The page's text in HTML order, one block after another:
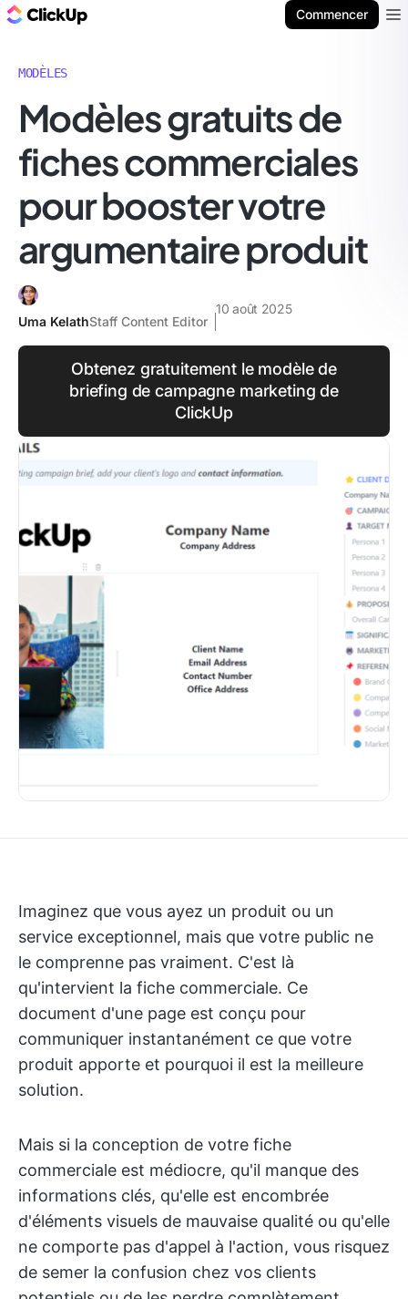
Commencer
MODÈLES
Modèles gratuits de
fiches commerciales
pour booster votre
argumentaire produit
Uma KelathStaff Content Editor
10 août 2025
Obtenez gratuitement le modèle de
briefing de campagne marketing de
ClickUp
Imaginez que vous ayez un produit ou un
service exceptionnel, mais que votre public ne
le comprenne pas vraiment. C'est là
qu'intervient la fiche commerciale. Ce
document d'une page est conçu pour
communiquer instantanément ce que votre
produit apporte et pourquoi il est la meilleure
solution.
Mais si la conception de votre fiche
commerciale est médiocre, qu'il manque des
informations clés, qu'elle est encombrée
d'éléments visuels de mauvaise qualité ou qu'elle
ne comporte pas d'appel à l'action, vous risquez
de semer la confusion chez vos clients